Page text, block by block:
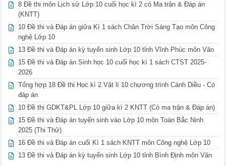
8 Đề thi môn Lịch sử Lớp 10 cuối học kì 2 có Ma trận & Đáp án
(KNTT)
10 Đề thi và Đáp án giữa Kì 1 sách Chân Trời Sáng Tạo môn Công
nghệ Lớp 10
13 Đề thi và Đáp án kỳ tuyển sinh Lớp 10 tỉnh Vĩnh Phúc môn Văn
15 Đề thi và Đáp án Sinh học 10 cuối học kì 1 sách CTST 2025-
2026
Tổng hợp 18 Đề thi Học kì 2 Vật lí 10 chương trình Cánh Diều - Có
đáp án
10 Đề thi GDKT&PL Lớp 10 giữa kì 2 KNTT (Có ma trận & Đáp án)
15 Đề thi và Đáp án tuyển sinh vào Lớp 10 môn Toán Bắc Ninh
2025 (Thi Thử)
16 Đề thi và Đáp án cuối Kì 1 sách KNTT môn Công nghệ Lớp 10
13 Đề thi và Đáp án kỳ tuyển sinh Lớp 10 tỉnh Bình Định môn Văn